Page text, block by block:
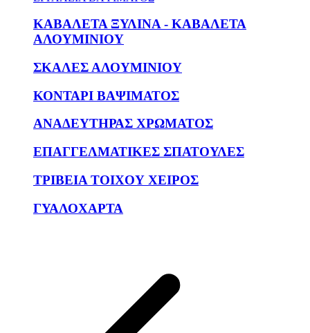
ΚΑΒΑΛΕΤΑ ΞΥΛΙΝΑ - ΚΑΒΑΛΕΤΑ
ΑΛΟΥΜΙΝΙΟΥ
ΣΚΑΛΕΣ ΑΛΟΥΜΙΝΙΟΥ
ΚΟΝΤΑΡΙ ΒΑΨΙΜΑΤΟΣ
ΑΝΑΔΕΥΤΗΡΑΣ ΧΡΩΜΑΤΟΣ
ΕΠΑΓΓΕΛΜΑΤΙΚΕΣ ΣΠΑΤΟΥΛΕΣ
ΤΡΙΒΕΙΑ ΤΟΙΧΟΥ ΧΕΙΡΟΣ
ΓΥΑΛΟΧΑΡΤΑ